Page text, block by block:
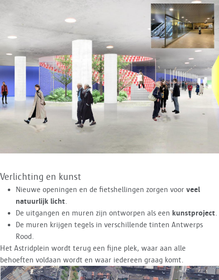
Verlichting en kunst
Nieuwe openingen en de fietshellingen zorgen voor veel
natuurlijk licht.
De uitgangen en muren zijn ontworpen als een kunstproject.
De muren krijgen tegels in verschillende tinten Antwerps
Rood.
Het Astridplein wordt terug een fijne plek, waar aan alle
behoeften voldaan wordt en waar iedereen graag komt.